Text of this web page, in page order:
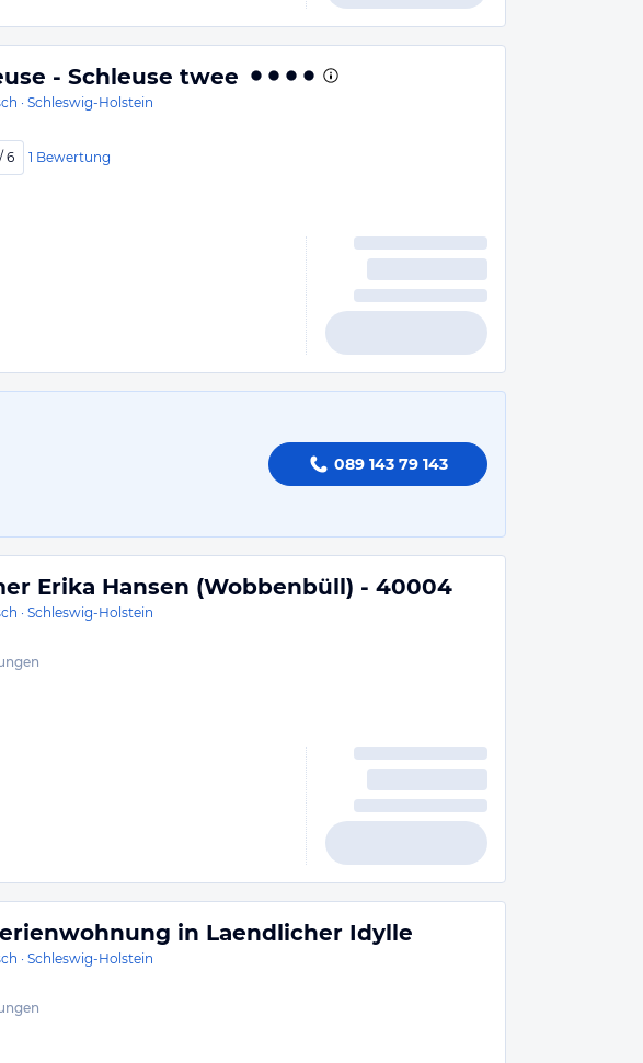
- Schleuse twee
· Schleswig-Holstein
/ 6 1 Bewertung
089 143 79 143
Erika Hansen (Wobbenbüll) - 40004
· Schleswig-Holstein
in Laendlicher Idylle
· Schleswig-Holstein